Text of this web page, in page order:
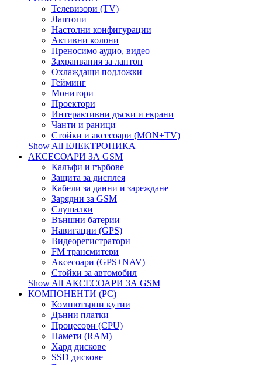
Телевизори (TV)
Лаптопи
Настолни конфигурации
Активни колони
Преносимо аудио, видео
Захранвания за лаптоп
Охлаждащи подложки
Гейминг
Монитори
Проектори
Интерактивни дъски и екрани
Чанти и раници
Стойки и аксесоари (MON+TV)
Show All ЕЛЕКТРОНИКА
АКСЕСОАРИ ЗА GSM
Калъфи и гърбове
Защита за дисплея
Кабели за данни и зареждане
Зарядни за GSM
Слушалки
Външни батерии
Навигации (GPS)
Видеорегистратори
FM трансмитери
Аксесоари (GPS+NAV)
Стойки за автомобил
Show All АКСЕСОАРИ ЗА GSM
КОМПОНЕНТИ (PC)
Компютърни кутии
Дънни платки
Процесори (CPU)
Памети (RAM)
Хард дискове
SSD дискове